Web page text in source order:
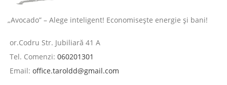
„Avocado” – Alege inteligent! Economisește energie și bani!
or.Codru Str. Jubiliară 41 A
Tel. Comenzi: 060201301
Email: office.taroldd@gmail.com